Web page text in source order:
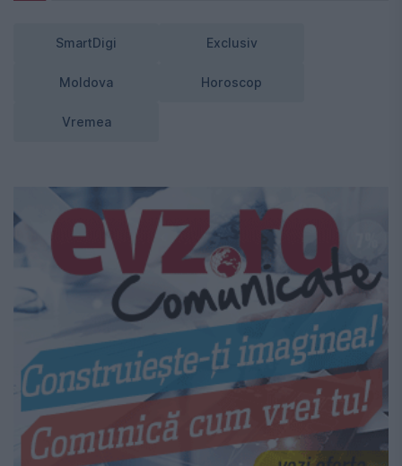
SmartDigi Exclusiv
Moldova Horoscop
Vremea